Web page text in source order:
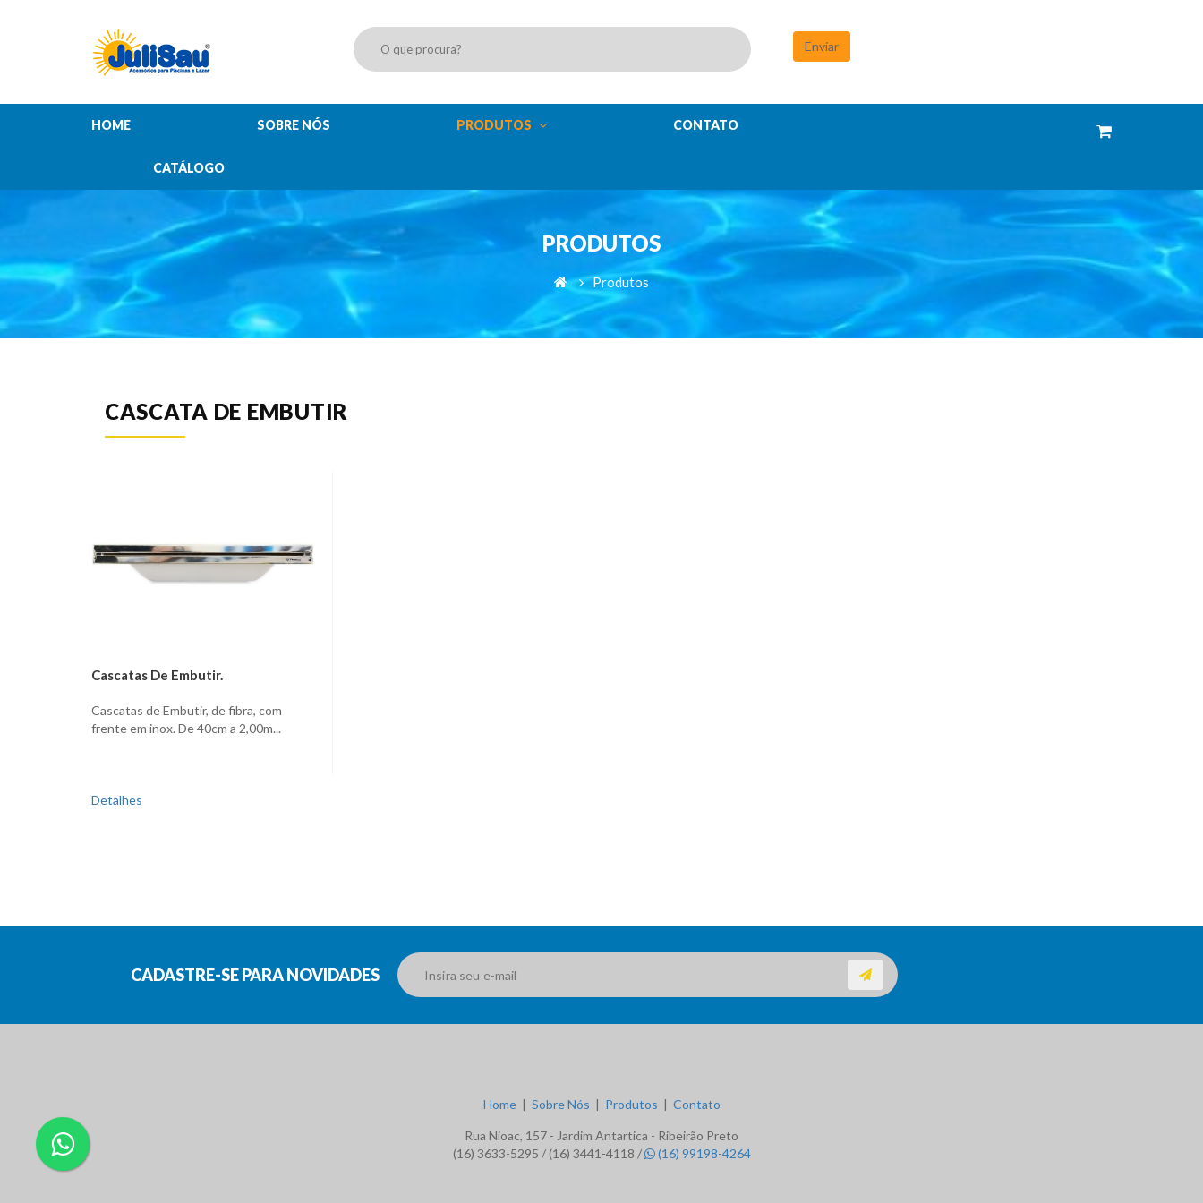
Enviar
HOME SOBRE NÓS PRODUTOS CONTATO
CATÁLOGO
PRODUTOS
Produtos
CASCATA DE EMBUTIR
Cascatas De Embutir.
Cascatas de Embutir, de fibra, com
frente em inox. De 40cm a 2,00m...
Detalhes
CADASTRE-SE PARA NOVIDADES
Home| Sobre Nós | Produtos | Contato
Rua Nioac, 157 - Jardim Antartica - Ribeirão Preto
(16) 3633-5295 / (16) 3441-4118 /
(16) 99198-4264